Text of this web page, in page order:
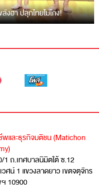
งฮา ปลุกไทยไม่โกง!
และธุรกิจมติชน (Matichon
1 ถ.เทศบาลนิมิตใต้ ซ.12
วศน์ 1 แขวงลาดยาว เขตจตุจักร
10900